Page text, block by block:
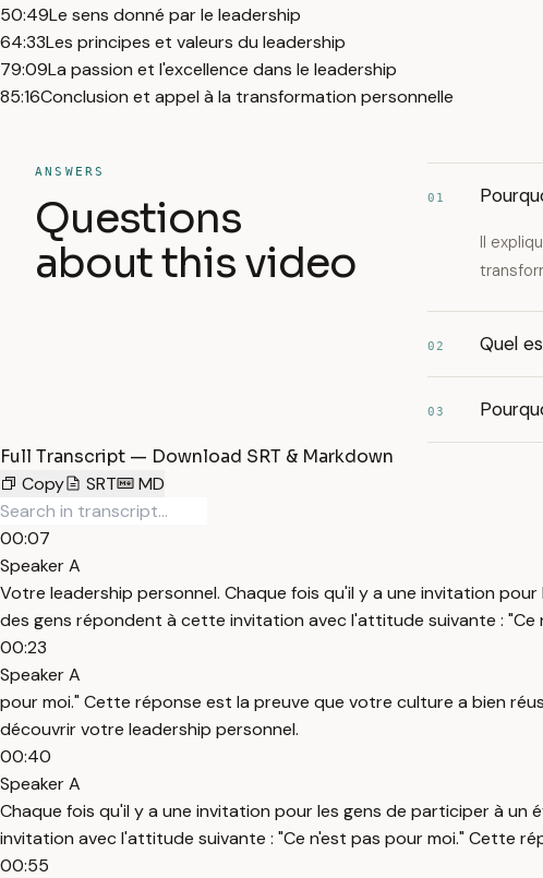
50:49Le sens donné par le leadership
64:33Les principes et valeurs du leadership
79:09La passion et l'excellence dans le leadership
85:16Conclusion et appel à la transformation personnelle
ANSWERS
Questions
about this video
01
Il
02 Quel
03
Full Transcript — Download SRT & Markdown
Copy
SRT MD
00:07
Speaker A
Votre leadership personnel. Chaque fois qu'il y a une invitation
des gens répondent à cette invitation avec l'attitude suivante : "Ce
00:23
Speaker A
pour moi." Cette réponse est la preuve que votre culture a bien
découvrir votre leadership personnel.
00:40
Speaker A
Chaque fois qu'il y a une invitation pour les gens de participer à
invitation avec l'attitude suivante : "Ce n'est pas pour moi." Cette
00:55